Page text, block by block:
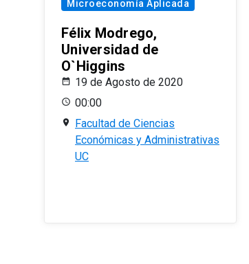
Microeconomía Aplicada
Félix Modrego,
Universidad de
O`Higgins
19 de Agosto de 2020
00:00
Facultad de Ciencias
Económicas y Administrativas
UC